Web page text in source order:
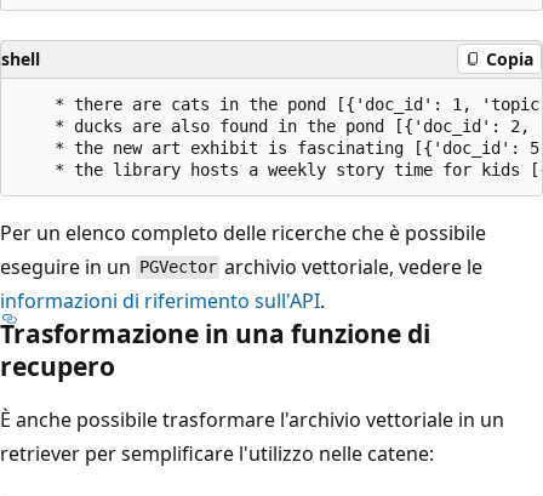
shell Copia
* there are cats in the pond [{'doc_id': 1,
* ducks are also found in the pond [{'doc_id': 2,
* the new art exhibit is fascinating [{'doc_id':
Per un elenco completo delle ricerche che è possibile
eseguire in un PGVector archivio vettoriale, vedere le
informazioni di riferimento sull'API.
Trasformazione in una funzione di
recupero
È anche possibile trasformare l'archivio vettoriale in un
retriever per semplificare l'utilizzo nelle catene: